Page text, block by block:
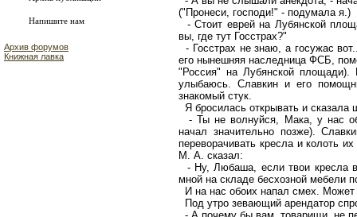
Напишите нам
Архив форумов
Книжная лавка
("Пронеси, господи!" - подумала я.)
- Стоит еврей на Лубянской
вы, где тут Госстрах?"
- Госстрах не знаю, а госужас
его нынешняя наследница ФСБ,
"Россия" на Лубянской площади).
улыбаюсь. Славкин и его
знакомый стук.
Я бросилась открывать и
- Ты не волнуйся, Мака, у нас
начал значительно позже).
переворачивать кресла и колоть
М. А. сказал:
- Ну, Любаша, если твои кресла
мной на складе бесхозной мебели
И на нас обоих напал смех.
Под утро зевающий арендатор